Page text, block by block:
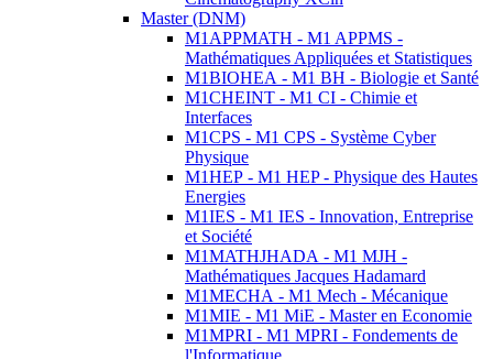
Master (DNM)
M1APPMATH - M1 APPMS -
Mathématiques Appliquées et Statistiques
M1BIOHEA - M1 BH - Biologie et Santé
M1CHEINT - M1 CI - Chimie et
Interfaces
M1CPS - M1 CPS - Système Cyber
Physique
M1HEP - M1 HEP - Physique des Hautes
Energies
M1IES - M1 IES - Innovation, Entreprise
et Société
M1MATHJHADA - M1 MJH -
Mathématiques Jacques Hadamard
M1MECHA - M1 Mech - Mécanique
M1MIE - M1 MiE - Master en Economie
M1MPRI - M1 MPRI - Fondements de
l'Informatique